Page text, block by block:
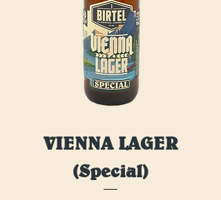
VIENNA LAGER
(Special)